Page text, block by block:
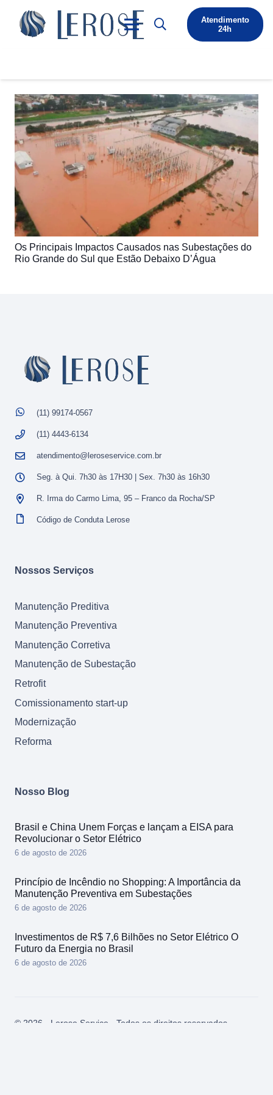
Atendimento
24h
Os Principais Impactos Causados nas Subestações do
Rio Grande do Sul que Estão Debaixo D’Água
(11) 99174-0567
(11) 4443-6134
atendimento@leroseservice.com.br
Seg. à Qui. 7h30 às 17H30 | Sex. 7h30 às 16h30
R. Irma do Carmo Lima, 95 – Franco da Rocha/SP
Código de Conduta Lerose
Nossos Serviços
Manutenção Preditiva
Manutenção Preventiva
Manutenção Corretiva
Manutenção de Subestação
Retrofit
Comissionamento start-up
Modernização
Reforma
Nosso Blog
Brasil e China Unem Forças e lançam a EISA para
Revolucionar o Setor Elétrico
6 de agosto de 2026
Princípio de Incêndio no Shopping: A Importância da
Manutenção Preventiva em Subestações
6 de agosto de 2026
Investimentos de R$ 7,6 Bilhões no Setor Elétrico O
Futuro da Energia no Brasil
6 de agosto de 2026
© 2026 - Lerose Service - Todos os direitos reservados